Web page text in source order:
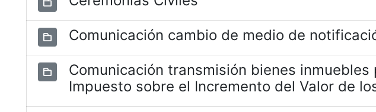
Comunicación cambio de medio de
Comunicación transmisión bienes inmuebles
Impuesto sobre el Incremento del Valor de